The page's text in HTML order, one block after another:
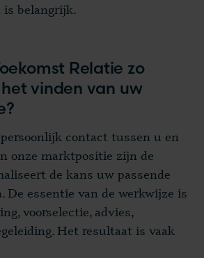
belangrijk.
Relatie zo
vinden van uw
contact tussen u en
onze marktpositie zijn de
de kans uw passende
De essentie van de werkwijze is
voorselectie, advies,
Het resultaat is vaak